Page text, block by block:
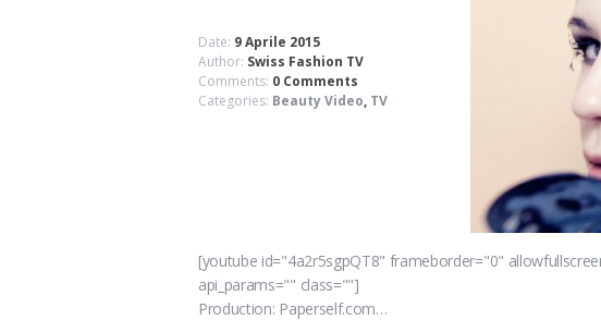
Date: 9 Aprile 2015
Author: Swiss Fashion TV
Comments: 0 Comments
Categories: Beauty Video, TV
[youtube id="4a2r5sgpQT8" frameborder="0"
api_params="" class=""]
Production: Paperself.com…